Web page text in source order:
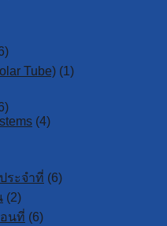
Tube) (1)
(4)
ระจำที่ (6)
(2)
นที่ (6)